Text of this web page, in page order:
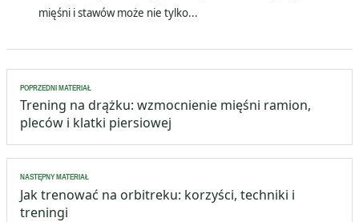
mięśni i stawów może nie tylko...
Nawigacja
wpisu
POPRZEDNI MATERIAŁ
Trening na drążku: wzmocnienie mięśni ramion,
pleców i klatki piersiowej
NASTĘPNY MATERIAŁ
Jak trenować na orbitreku: korzyści, techniki i
treningi